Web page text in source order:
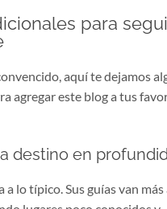
para
aquí te dejamos
agregar este blog a tus
destino en
a lo típico. Sus guías van más